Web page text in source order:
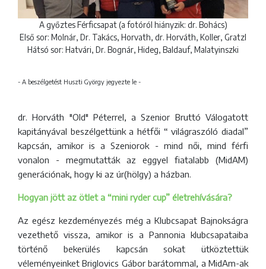
A győztes Férficsapat (a fotóról hiányzik: dr. Bohács)
Első sor: Molnár, Dr. Takács, Horvath, dr. Horváth, Koller, Gratzl
Hátsó sor: Hatvári, Dr. Bognár, Hideg, Baldauf, Malatyinszki
- A beszélgetést Huszti György jegyezte le -
dr. Horváth "Old" Péterrel, a Szenior Bruttó Válogatott
kapitányával beszélgettünk a hétfői “ világraszóló diadal”
kapcsán, amikor is a Szeniorok - mind női, mind férfi
vonalon - megmutatták az eggyel fiatalabb (MidAM)
generációnak, hogy ki az úr(hölgy) a házban.
Hogyan jött az ötlet a “mini ryder cup” életrehívására?
Az egész kezdeményezés még a Klubcsapat Bajnokságra
vezethető vissza, amikor is a Pannonia klubcsapataiba
történő bekerülés kapcsán sokat ütköztettük
véleményeinket Briglovics Gábor barátommal, a MidAm-ak